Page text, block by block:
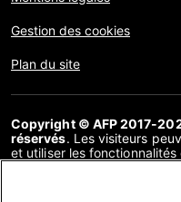
Gestion des cookies
Plan du site
Copyright © AFP 2017-
réservés. Les visiteurs
et utiliser les
communication au public,